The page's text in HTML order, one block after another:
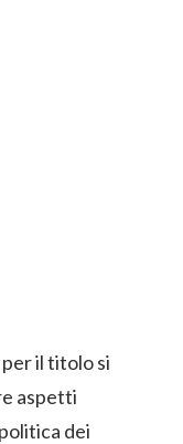
il titolo si
aspetti
dei